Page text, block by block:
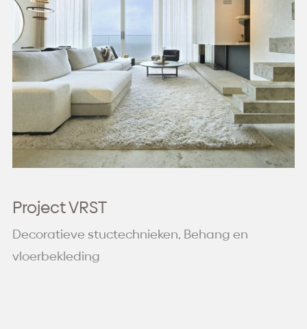
Project VRST
Decoratieve stuctechnieken, Behang en
vloerbekleding